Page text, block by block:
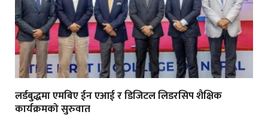
लर्डबुद्धमा एमबिए ईन एआई र डिजिटल लिडरसिप शैक्षिक
कार्यक्रमको सुरुवात